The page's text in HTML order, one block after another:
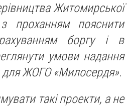
Житомирської
проханням пояснити
боргу і в
умови надання
для ЖОГО «Милосердя».
такі проекти, а не